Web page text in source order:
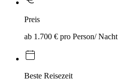
Preis
ab 1.700 € pro Person/ Nacht
Beste Reisezeit